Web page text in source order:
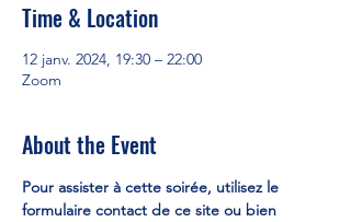
Time & Location
12 janv. 2024, 19:30 – 22:00
Zoom
About the Event
Pour assister à cette soirée, utilisez le
formulaire contact de ce site ou bien